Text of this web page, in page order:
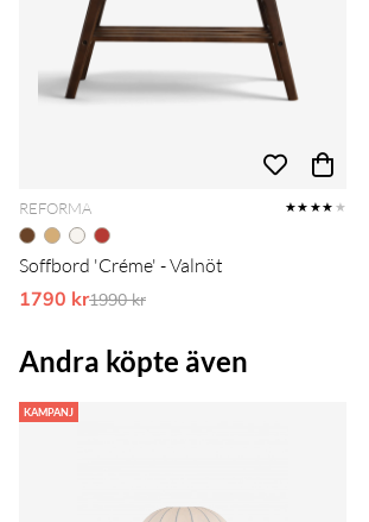
REFORMA ★★★★ ★
Soffbord 'Créme' - Valnöt
1790 krOrdinarie pris:
1990 kr
Andra köpte även
KAMPANJ